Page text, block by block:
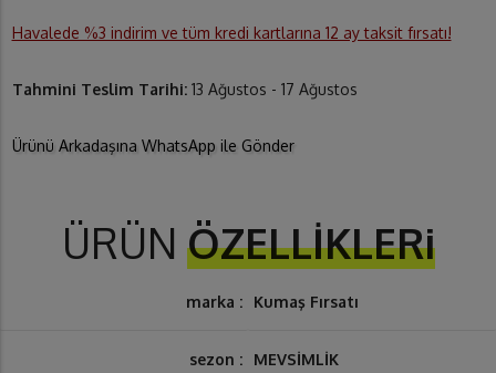
Havalede %3 indirim ve tüm kredi kartlarına 12 ay taksit fırsatı!
Tahmini Teslim Tarihi: 13 Ağustos - 17 Ağustos
Ürünü Arkadaşına WhatsApp ile Gönder
ÜRÜN ÖZELLİKLERi
marka : Kumaş Fırsatı
sezon : MEVSİMLİK